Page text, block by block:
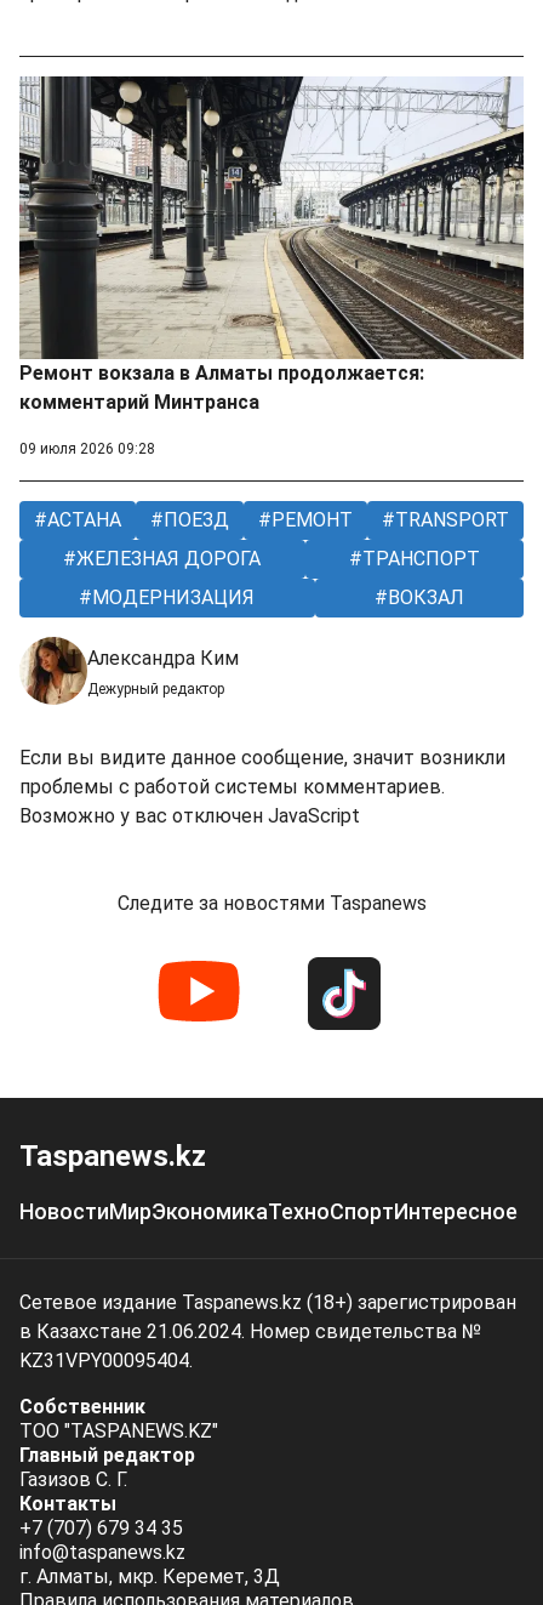
Ремонт вокзала в Алматы продолжается:
комментарий Минтранса
09 июля 2026 09:28
АСТАНА ПОЕЗД РЕМОНТ
TRANSPORT
ЖЕЛЕЗНАЯ ДОРОГА
ТРАНСПОРТ
МОДЕРНИЗАЦИЯ
ВОКЗАЛ
Александра Ким
Дежурный редактор
Если вы видите данное сообщение, значит возникли
проблемы с работой системы комментариев.
Возможно у вас отключен JavaScript
Следите за новостями Taspanews
Taspanews.kz
НовостиМирЭкономикаТехноСпортИнтересное
Сетевое издание Taspanews.kz (18+) зарегистрирован
в Казахстане 21.06.2024. Номер свидетельства №
KZ31VPY00095404.
Собственник
ТОО "TASPANEWS.KZ"
Главный редактор
Газизов С. Г.
Контакты
+7 (707) 679 34 35
info@taspanews.kz
г. Алматы, мкр. Керемет, 3Д